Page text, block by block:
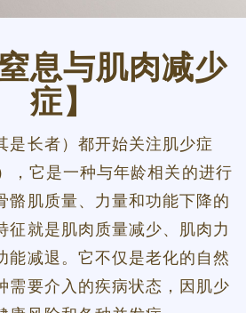
息与肌肉减少
症】
是长者）都开始关注肌少症
，它是一种与年龄相关的进行
骼肌质量、力量和功能下降的
征就是肌肉质量减少、肌肉力
能减退。它不仅是老化的自然
需要介入的疾病状态，因肌少